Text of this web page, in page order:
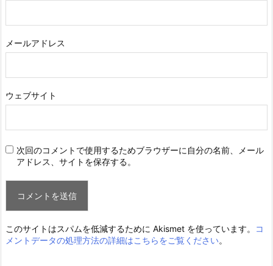
メールアドレス
ウェブサイト
次回のコメントで使用するためブラウザーに自分の名前、メール
アドレス、サイトを保存する。
このサイトはスパムを低減するために Akismet を使っています。
コ
メントデータの処理方法の詳細はこちらをご覧ください。